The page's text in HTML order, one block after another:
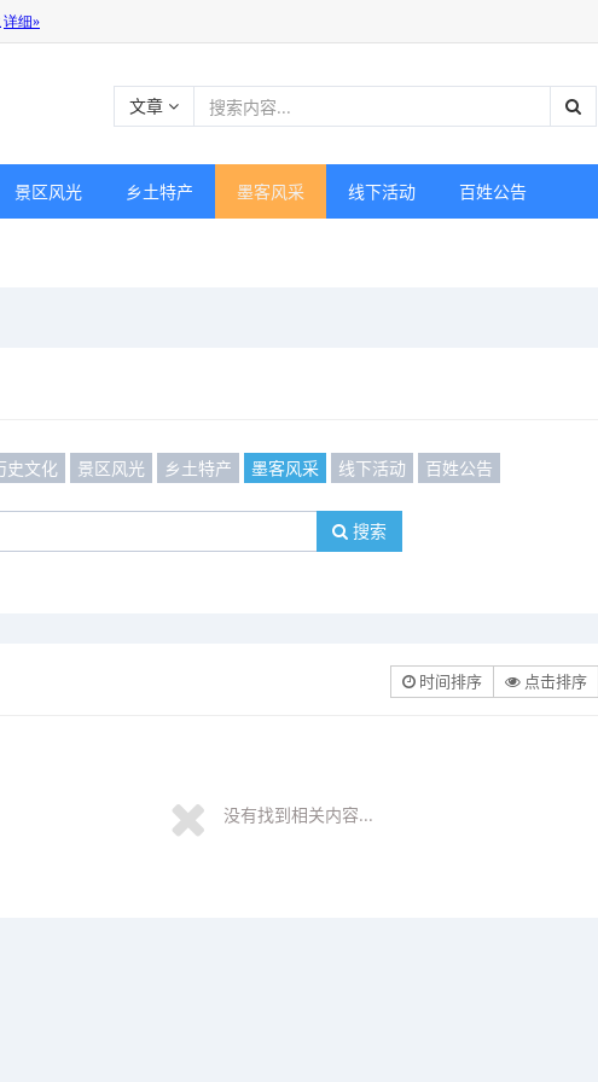
文章
景区风光 乡土特产 墨客风采 线下活动 百姓公告
史文化 景区风光 乡土特产 墨客风采 线下活动 百姓公告
搜索
时间排序 点击排序
没有找到相关内容...